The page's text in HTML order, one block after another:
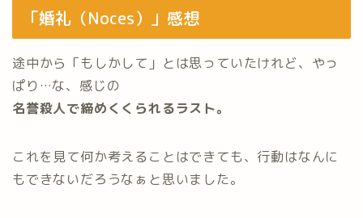
「婚礼（Noces）」感想
途中から「もしかして」とは思っていたけれど、やっ
ぱり…な、感じの
名誉殺人で締めくくられるラスト。
これを見て何か考えることはできても、行動はなんに
もできないだろうなぁと思いました。